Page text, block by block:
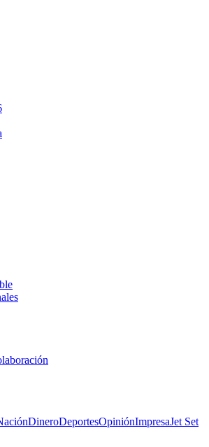
DineroDeportesOpiniónImpresaJet Set